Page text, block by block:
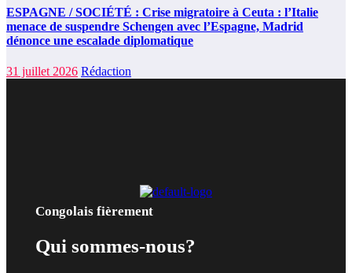
ESPAGNE / SOCIÉTÉ : Crise migratoire à Ceuta : l’Italie
menace de suspendre Schengen avec l’Espagne, Madrid
dénonce une escalade diplomatique
31 juillet 2026 Rédaction
Congolais fièrement
Qui sommes-nous?